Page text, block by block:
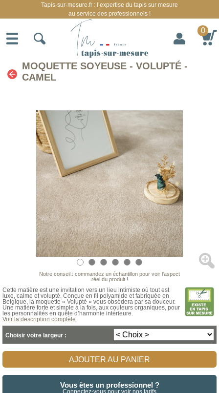
MOQUETTE SOYEUSE - VOLUPTÉ -
CAMEL
Notre conseil : commandez un échantillon pour voir l’aspect
réel du produit !
Cette matière est une invitation vers un lieu intimiste où tout est
luxe, calme et volupté. Conçue en fil polyamide et fabriquée en
Belgique, la moquette « Volupté » vous obsédera par sa douceur.
Une matière forte et simple à la fois, aux couleurs organiques, pour
les personnalités en quête d’harmonie intérieure.
Voir la description complète
Choisir votre largeur :
AJOUTER AU PANIER
Vous êtes un professionnel ?
Connectez-vous pour voir nos tarifs
Tapis-sur-mesure.fr : l’expertise du tapis sur mesure
au service des professionnels !
0